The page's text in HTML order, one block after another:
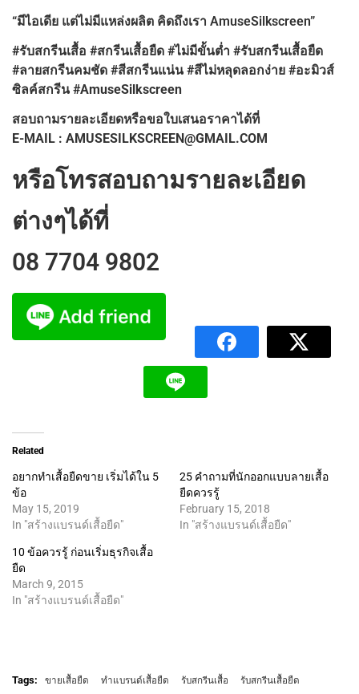
“มีไอเดีย แต่ไม่มีแหล่งผลิต คิดถึงเรา AmuseSilkscreen”
#รับสกรีนเสื้อ #สกรีนเสื้อยืด #ไม่มีขั้นต่ำ #รับสกรีนเสื้อยืด
#ลายสกรีนคมชัด #สีสกรีนแน่น #สีไม่หลุดลอกง่าย #อะมิวส์
ซิลค์สกรีน #AmuseSilkscreen
สอบถามรายละเอียดหรือขอใบเสนอราคาได้ที่
E-MAIL : AMUSESILKSCREEN@GMAIL.COM
หรือโทรสอบถามรายละเอียด
ต่างๆได้ที่
08 7704 9802
Related
อยากทำเสื้อยืดขาย เริ่มได้ใน 5
ข้อ
May 15, 2019
In "สร้างแบรนด์เสื้อยืด"
25 คำถามที่นักออกแบบลายเสื้อ
ยืดควรรู้
February 15, 2018
In "สร้างแบรนด์เสื้อยืด"
10 ข้อควรรู้ ก่อนเริ่มธุรกิจเสื้อ
ยืด
March 9, 2015
In "สร้างแบรนด์เสื้อยืด"
Tags: ขายเสื้อยืด ทำแบรนด์เสื้อยืด รับสกรีนเสื้อ รับสกรีนเสื้อยืด